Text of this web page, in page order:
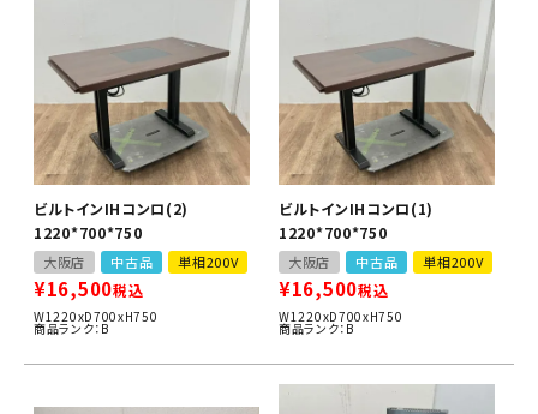
ビルトインIHコンロ(2)
1220*700*750
大阪店 中古品 単相200V
¥16,500税込
W1220xD700xH750
商品ランク：B
ビルトインIHコンロ(1)
1220*700*750
大阪店 中古品 単相200V
¥16,500税込
W1220xD700xH750
商品ランク：B